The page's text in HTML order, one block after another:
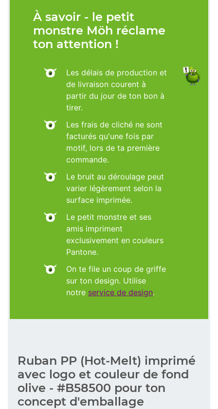
À savoir - le petit
monstre Möh réclame
ton attention !
Les délais de production et
de livraison courent à
partir du jour de ton bon à
tirer.
Les frais de cliché ne sont
facturés qu'une fois par
motif, lors de ta première
commande.
Le bruit au déroulage peut
varier légèrement selon la
surface imprimée.
Le petit monstre et ses
amis impriment
exclusivement en couleurs
Pantone.
On te file un coup de griffe
sur ton design. Utilise
notre service de design.
Ruban PP (Hot-Melt) imprimé
avec logo et couleur de fond
olive - #B58500 pour ton
concept d'emballage